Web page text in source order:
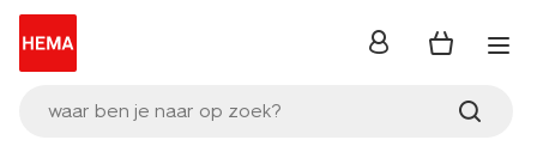
waar ben je naar op zoek?
inloggen